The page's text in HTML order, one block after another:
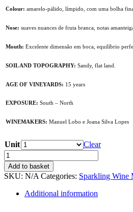
Colour: amarelo-pálido, límpido, com uma bolha
Nose: suaves nuances de fruta branca, notas
Mouth: Excelente dimensão em boca, equilíbrio
SOIL AND TOPOGRAPHY: Sandy, flat land.
AGE OF VINEYARDS: 15 years
EXPOSURE: South – North
WINEMAKERS: Manuel Lobo e Joana Silva Lopes
Unit
Clear
Monge
Reserva
Blanc
de
Noirs
Add to basket
SKU: N/A Categories: Sparkling Wine
Additional information